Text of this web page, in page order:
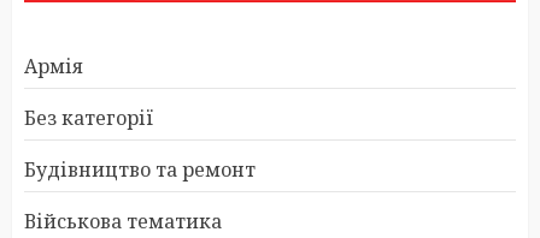
Армія
Без категорії
Будівництво та ремонт
Військова тематика